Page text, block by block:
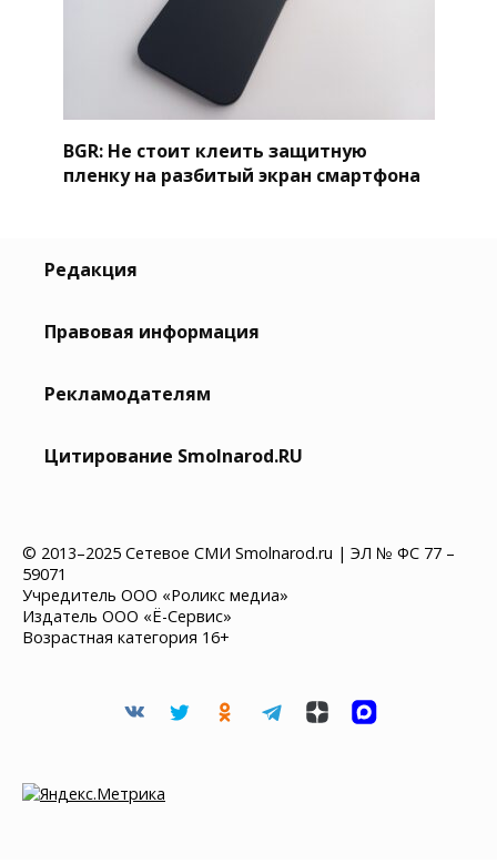
BGR: Не стоит клеить защитную
пленку на разбитый экран смартфона
Редакция
Правовая информация
Рекламодателям
Цитирование Smolnarod.RU
© 2013–2025 Сетевое СМИ Smolnarod.ru | ЭЛ № ФС 77 –
59071
Учредитель ООО «Роликс медиа»
Издатель ООО «Ё-Сервис»
Возрастная категория 16+